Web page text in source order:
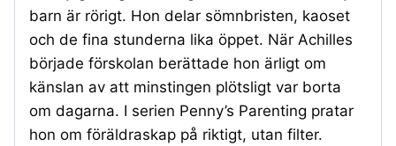
barn är rörigt. Hon delar sömnbristen, kaoset
och de fina stunderna lika öppet. När Achilles
började förskolan berättade hon ärligt om
känslan av att minstingen plötsligt var borta
om dagarna. I serien Penny’s Parenting pratar
hon om föräldraskap på riktigt, utan filter.